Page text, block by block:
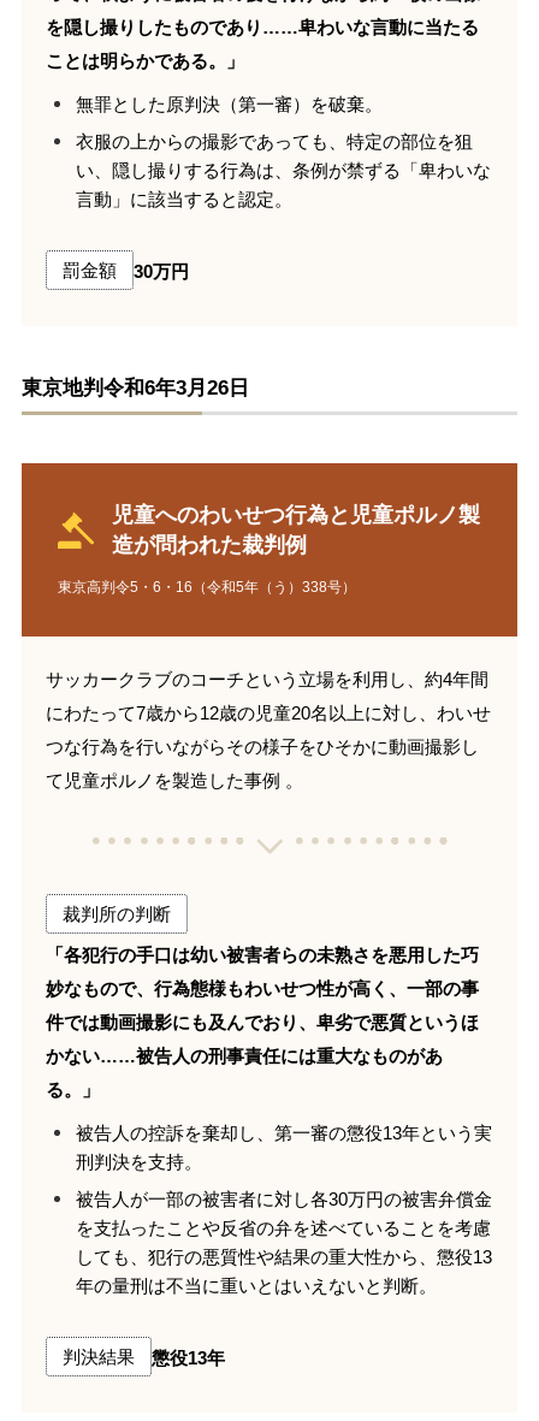
を隠し撮りしたものであり……卑わいな言動に当たる
ことは明らかである。」
無罪とした原判決（第一審）を破棄。
衣服の上からの撮影であっても、特定の部位を狙
い、隠し撮りする行為は、条例が禁ずる「卑わいな
言動」に該当すると認定。
罰金額 30万円
東京地判令和6年3月26日
児童へのわいせつ行為と児童ポルノ製
造が問われた裁判例
東京高判令5・6・16（令和5年（う）338号）
サッカークラブのコーチという立場を利用し、約4年間
にわたって7歳から12歳の児童20名以上に対し、わいせ
つな行為を行いながらその様子をひそかに動画撮影し
て児童ポルノを製造した事例 。
裁判所の判断
「各犯行の手口は幼い被害者らの未熟さを悪用した巧
妙なもので、行為態様もわいせつ性が高く、一部の事
件では動画撮影にも及んでおり、卑劣で悪質というほ
かない……被告人の刑事責任には重大なものがあ
る。」
被告人の控訴を棄却し、第一審の懲役13年という実
刑判決を支持。
被告人が一部の被害者に対し各30万円の被害弁償金
を支払ったことや反省の弁を述べていることを考慮
しても、犯行の悪質性や結果の重大性から、懲役13
年の量刑は不当に重いとはいえないと判断。
判決結果 懲役13年